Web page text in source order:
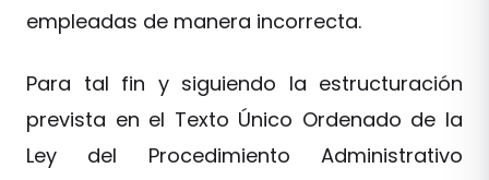
empleadas de manera incorrecta.
Para tal fin y siguiendo la estructuración
prevista en el Texto Único Ordenado de la
Ley del Procedimiento Administrativo